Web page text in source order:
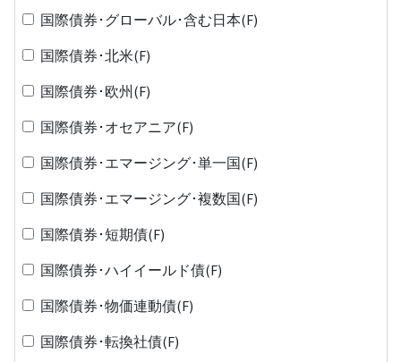
国際債券･グローバル･含む日本(F)
国際債券･北米(F)
国際債券･欧州(F)
国際債券･オセアニア(F)
国際債券･エマージング･単一国(F)
国際債券･エマージング･複数国(F)
国際債券･短期債(F)
国際債券･ハイイールド債(F)
国際債券･物価連動債(F)
国際債券･転換社債(F)